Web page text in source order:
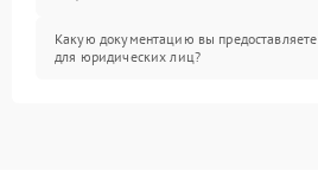
Какую документацию вы предоставляете
для юридических лиц?